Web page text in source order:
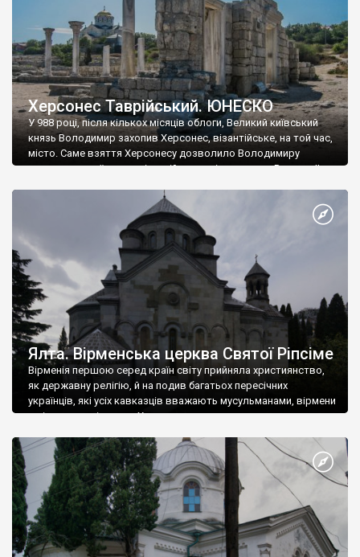
Херсонес Таврійський. ЮНЕСКО
У 988 році, після кількох місяців облоги, Великий київський
князь Володимир захопив Херсонес, візантійське, на той час,
місто. Саме взяття Херсонесу дозволило Володимиру
диктувати свої умови візантійському імператору Василю ІІ, та
Херсонесі Володимир-язичник, став Василем-християнином.
А потім було Хрещення Русі. На честь Херсонесу Таврійського
Ялта. Вірменська церква Святої Ріпсіме
Вірменія першою серед країн світу прийняла християнство,
як державну релігію, й на подив багатьох пересічних
українців, які усіх кавказців вважають мусульманами, вірмени
є відданими вірянами Христа